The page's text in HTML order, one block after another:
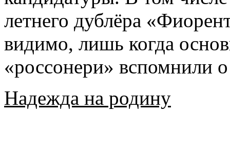
летнего дублёра
видимо, лишь когда
«россонери» вспомнили
Надежда на родину